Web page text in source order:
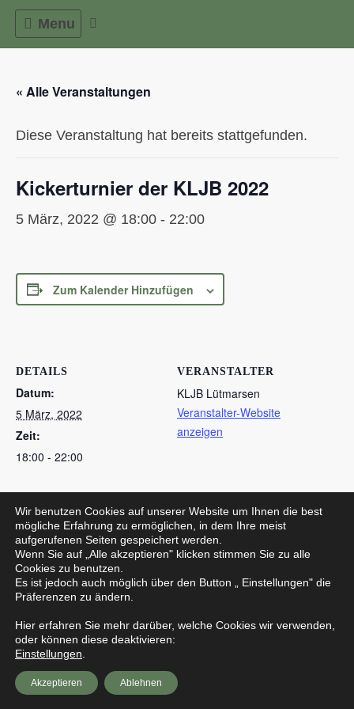
Skip
Menu
« Alle Veranstaltungen
Diese Veranstaltung hat bereits stattgefunden.
Kickerturnier der KLJB 2022
5 März, 2022 @ 18:00 - 22:00
Zum Kalender Hinzufügen
DETAILS
Datum:
5 März, 2022
Zeit:
18:00 - 22:00
VERANSTALTER
KLJB Lütmarsen
Veranstalter-Website
anzeigen
TuS Lütmarsen – VfL Eversen TuS Lütmarsen – TuS Godelheim
Datenschutzerklärung
Impressum
Wir benutzen Cookies auf unserer Website um Ihnen die best
mögliche Erfahrung zu ermöglichen, in dem Ihre meist
aufgerufenen Seiten gespeichert werden.
Wenn Sie auf „Alle akzeptieren" klicken stimmen Sie zu alle
Cookies zu benutzen.
Es ist jedoch auch möglich über den Button „ Einstellungen" die
Präferenzen zu ändern.
Hier erfahren Sie mehr darüber, welche Cookies wir verwenden,
oder können diese deaktivieren:
Einstellungen
Akzeptieren Ablehnen